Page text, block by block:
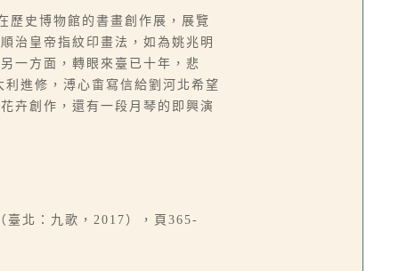
歷史博物館的書畫創作展，展覽
治皇帝指紋印畫法，如為姚兆明
一方面，轉眼來臺已十年，悲
進修，溥心畬寫信給劉河北希望
卉創作，還有一段月琴的即興演
臺北：九歌，2017），頁365-